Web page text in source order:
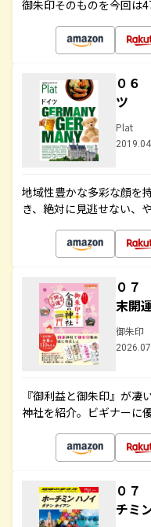
御朱印そのものを今回は
０６
ツ
Plat
地域性豊かな多彩な顔を
き、絶対に見逃せない、
０７
末開
御朱印
『御利益と御朱印』が
神社を紹介。ビギナーに
０７
チミ